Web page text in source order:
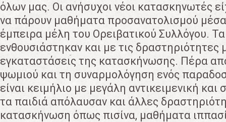
όλων μας. Οι ανήσυχοι νέοι κατασκηνωτές
να πάρουν μαθήματα προσανατολισμού
έμπειρα μέλη του Ορειβατικού Συλλόγου. Τα
ενθουσιάστηκαν και με τις δραστηριότητες
εγκαταστάσεις της κατασκήνωσης. Πέρα
ψωμιού και τη συναρμολόγηση ενός
είναι κειμήλιο με μεγάλη αντικειμενική και
τα παιδιά απόλαυσαν και άλλες
κατασκήνωση όπως πισίνα, μαθήματα